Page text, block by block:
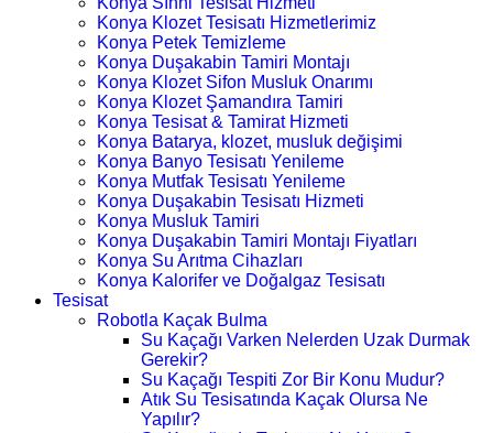
Konya Klozet Tesisatı Hizmetlerimiz
Konya Petek Temizleme
Konya Duşakabin Tamiri Montajı
Konya Klozet Sifon Musluk Onarımı
Konya Klozet Şamandıra Tamiri
Konya Tesisat & Tamirat Hizmeti
Konya Batarya, klozet, musluk değişimi
Konya Banyo Tesisatı Yenileme
Konya Mutfak Tesisatı Yenileme
Konya Duşakabin Tesisatı Hizmeti
Konya Musluk Tamiri
Konya Duşakabin Tamiri Montajı Fiyatları
Konya Su Arıtma Cihazları
Konya Kalorifer ve Doğalgaz Tesisatı
Tesisat
Robotla Kaçak Bulma
Su Kaçağı Varken Nelerden Uzak Durmak
Gerekir?
Su Kaçağı Tespiti Zor Bir Konu Mudur?
Atık Su Tesisatında Kaçak Olursa Ne
Yapılır?